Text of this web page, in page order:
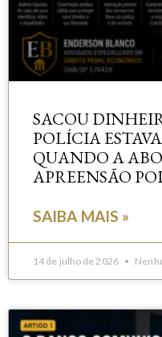
SACOU
POLÍCIA
QUANDO A
APREENSÃO
SAIBA MAIS »
14 de julho de 2026